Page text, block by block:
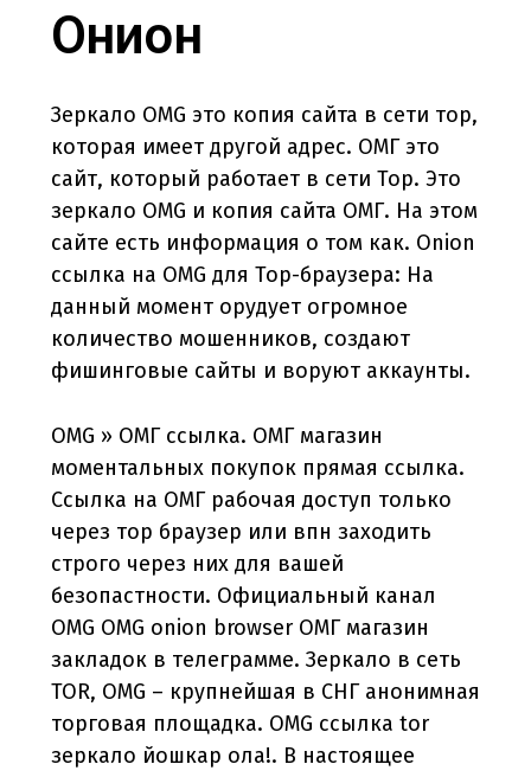
Онион
Зеркало OMG это копия сайта в сети тор,
которая имеет другой адрес. ОМГ это
сайт, который работает в сети Тор. Это
зеркало OMG и копия сайта ОМГ. На этом
сайте есть информация о том как. Onion
ссылка на OMG для Тор-браузера: На
данный момент орудует огромное
количество мошенников, создают
фишинговые сайты и воруют аккаунты.
OMG » ОМГ ссылка. ОМГ магазин
моментальных покупок прямая ссылка.
Ссылка на ОМГ рабочая доступ только
через тор браузер или впн заходить
строго через них для вашей
безопастности. Официальный канал
OMG OMG onion browser ОМГ магазин
закладок в телеграмме. Зеркало в сеть
TOR, OMG – крупнейшая в СНГ анонимная
торговая площадка. OMG ссылка tor
зеркало йошкар ола!. В настоящее